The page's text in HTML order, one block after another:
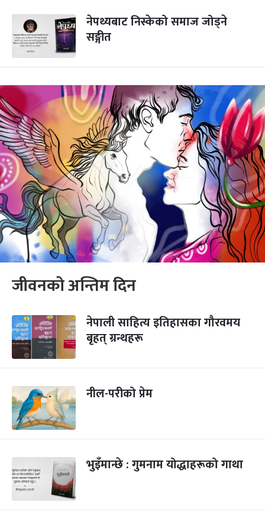
नेपथ्यबाट निस्केको समाज जोड्ने
सङ्गीत
जीवनको अन्तिम दिन
नेपाली साहित्य इतिहासका गौरवमय
बृहत् ग्रन्थहरू
नील-परीको प्रेम
भुइँमान्छे : गुमनाम योद्धाहरूको गाथा